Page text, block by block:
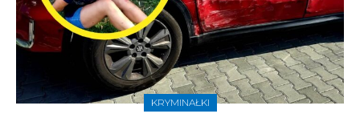
KRYMINAŁKI